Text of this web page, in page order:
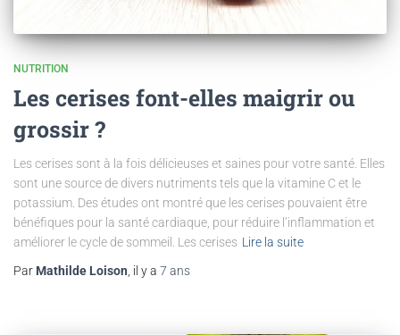
NUTRITION
Les cerises font-elles maigrir ou
grossir ?
Les cerises sont à la fois délicieuses et saines pour votre santé. Elles
sont une source de divers nutriments tels que la vitamine C et le
potassium. Des études ont montré que les cerises pouvaient être
bénéfiques pour la santé cardiaque, pour réduire l’inflammation et
améliorer le cycle de sommeil. Les cerises Lire la suite
Par Mathilde Loison, il y a 7 ans